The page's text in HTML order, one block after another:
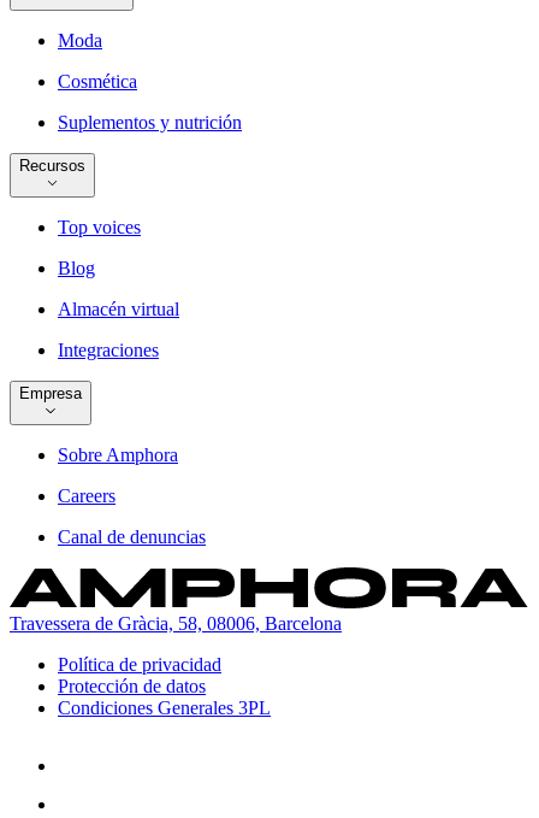
Moda
Cosmética
Suplementos y nutrición
Recursos
Top voices
Blog
Almacén virtual
Integraciones
Empresa
Sobre Amphora
Careers
Canal de denuncias
Travessera de Gràcia, 58, 08006, Barcelona
Política de privacidad
Protección de datos
Condiciones Generales 3PL